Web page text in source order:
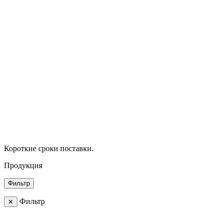
Короткие сроки поставки.
Продукция
Фильтр
✕ Фильтр